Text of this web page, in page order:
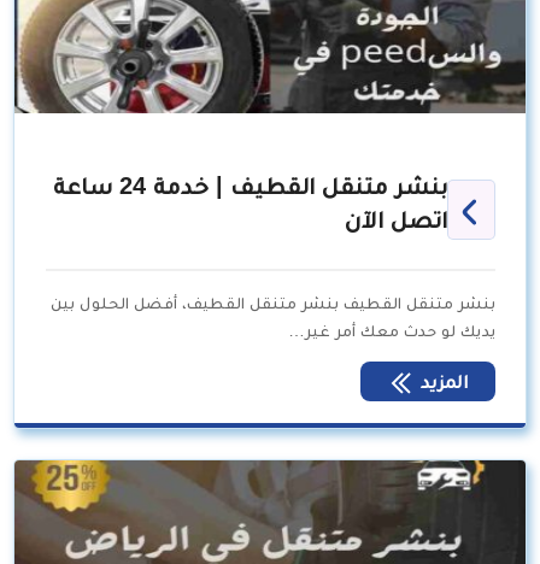
بنشر متنقل القطيف | خدمة 24 ساعة
اتصل الآن
بنشر متنقل القطيف بنشر متنقل القطيف، أفضل الحلول بين
يديك لو حدث معك أمر غير…
المزيد